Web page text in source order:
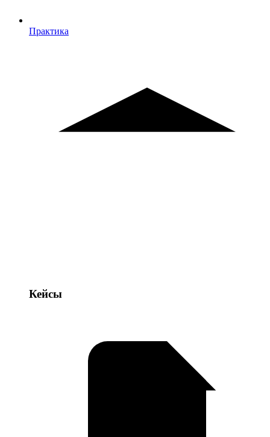
Практика
Практика
Кейсы
Кейсы